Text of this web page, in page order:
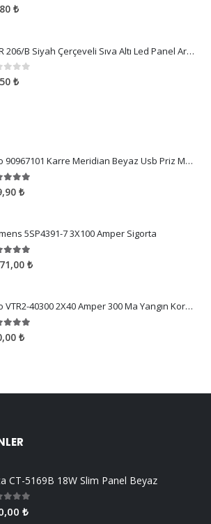
üzerinden
₺
ZMR 206/B Siyah Çerçeveli Sıva Altı Led Panel Armatür 18W Günışığı
üzerinden
₺
Viko 90967101 Karre Meridian Beyaz Usb Priz Mekanizma Çerçeve Hariç
5 üzerinden
₺
5SP4391-7 3X100 Amper Sigorta
5 üzerinden
₺
Viko VTR2-40300 2X40 Amper 300 Ma Yangın Koruma
5 üzerinden
₺
CT-5169B 18W Slim Panel Beyaz
üzerinden
₺